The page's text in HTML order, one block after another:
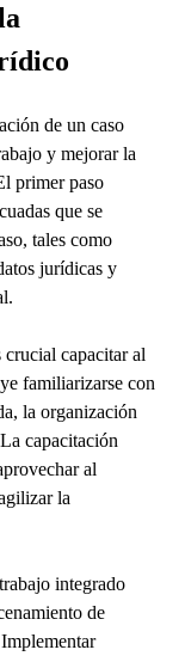
de un caso
y mejorar la
primer paso
que se
tales como
jurídicas y
crucial capacitar al
familiarizarse con
la organización
capacitación
al
la
integrado
de